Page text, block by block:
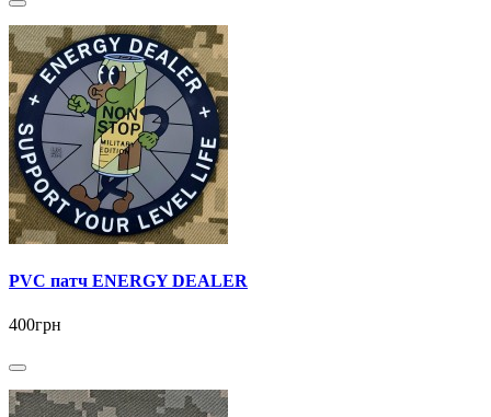
PVC патч ENERGY DEALER
400грн